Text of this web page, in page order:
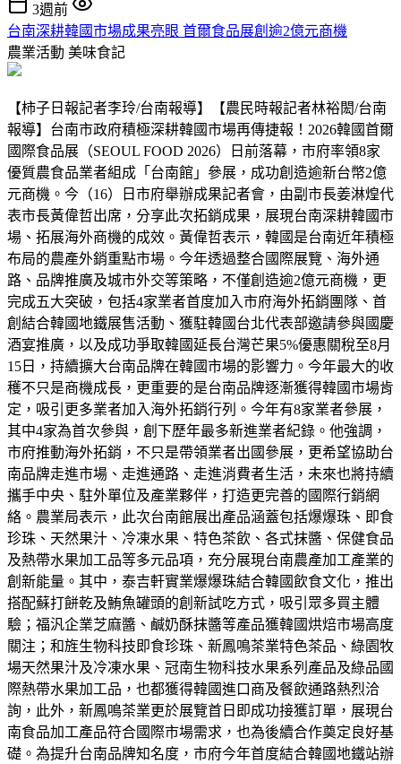
3週前
台南深耕韓國市場成果亮眼 首爾食品展創逾2億元商機
農業活動 美味食記
【柿子日報記者李玲/台南報導】【農民時報記者林裕閎/台南
報導】台南市政府積極深耕韓國市場再傳捷報！2026韓國首爾
國際食品展（SEOUL FOOD 2026）日前落幕，市府率領8家
優質農食品業者組成「台南館」參展，成功創造逾新台幣2億
元商機。今（16）日市府舉辦成果記者會，由副市長姜淋煌代
表市長黃偉哲出席，分享此次拓銷成果，展現台南深耕韓國市
場、拓展海外商機的成效。黃偉哲表示，韓國是台南近年積極
布局的農產外銷重點市場。今年透過整合國際展覽、海外通
路、品牌推廣及城市外交等策略，不僅創造逾2億元商機，更
完成五大突破，包括4家業者首度加入市府海外拓銷團隊、首
創結合韓國地鐵展售活動、獲駐韓國台北代表部邀請參與國慶
酒宴推廣，以及成功爭取韓國延長台灣芒果5%優惠關稅至8月
15日，持續擴大台南品牌在韓國市場的影響力。今年最大的收
穫不只是商機成長，更重要的是台南品牌逐漸獲得韓國市場肯
定，吸引更多業者加入海外拓銷行列。今年有8家業者參展，
其中4家為首次參與，創下歷年最多新進業者紀錄。他強調，
市府推動海外拓銷，不只是帶領業者出國參展，更希望協助台
南品牌走進市場、走進通路、走進消費者生活，未來也將持續
攜手中央、駐外單位及產業夥伴，打造更完善的國際行銷網
絡。農業局表示，此次台南館展出產品涵蓋包括爆爆珠、即食
珍珠、天然果汁、冷凍水果、特色茶飲、各式抹醬、保健食品
及熱帶水果加工品等多元品項，充分展現台南農產加工產業的
創新能量。其中，泰吉軒實業爆爆珠結合韓國飲食文化，推出
搭配蘇打餅乾及鮪魚罐頭的創新試吃方式，吸引眾多買主體
驗；福汎企業芝麻醬、鹹奶酥抹醬等產品獲韓國烘焙市場高度
關注；和旌生物科技即食珍珠、新鳳鳴茶業特色茶品、綠園牧
場天然果汁及冷凍水果、冠南生物科技水果系列產品及綠品國
際熱帶水果加工品，也都獲得韓國進口商及餐飲通路熱烈洽
詢，此外，新鳳鳴茶業更於展覽首日即成功接獲訂單，展現台
南食品加工產品符合國際市場需求，也為後續合作奠定良好基
礎。為提升台南品牌知名度，市府今年首度結合韓國地鐵站辦